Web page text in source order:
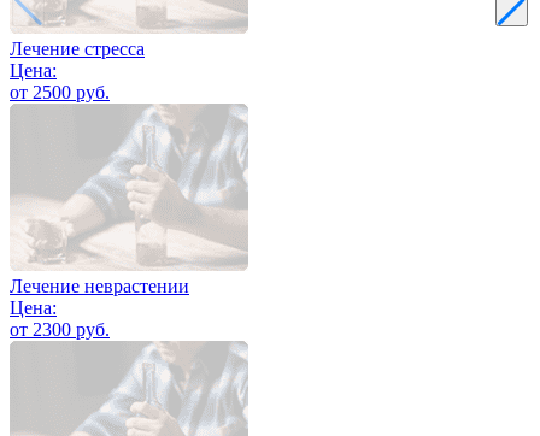
Лечение стресса
Цена:
от 2500 руб.
Лечение неврастении
Цена:
от 2300 руб.